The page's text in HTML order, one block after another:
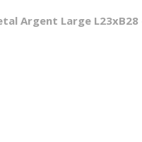
Argent Large L23xB28